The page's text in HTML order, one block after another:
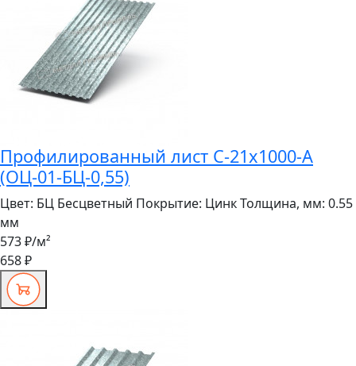
Профилированный лист С-21x1000-A
(ОЦ-01-БЦ-0,55)
Цвет: БЦ Бесцветный Покрытие: ЦинкТолщина, мм: 0.55
мм
573 ₽/м²
658 ₽